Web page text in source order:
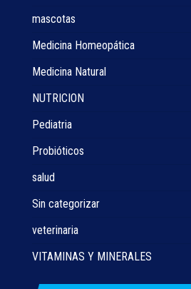
mascotas
Medicina Homeopática
Medicina Natural
NUTRICION
Pediatria
Probióticos
salud
Sin categorizar
veterinaria
VITAMINAS Y MINERALES